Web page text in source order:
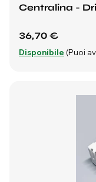
Centralina -
36,70 €
Disponibile (Puoi